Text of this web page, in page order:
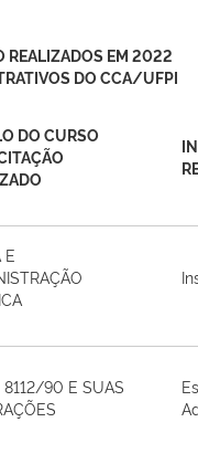
REALIZADOS EM 2022
DO CCA/UFPI
DO CURSO
E
8112/90 E SUAS